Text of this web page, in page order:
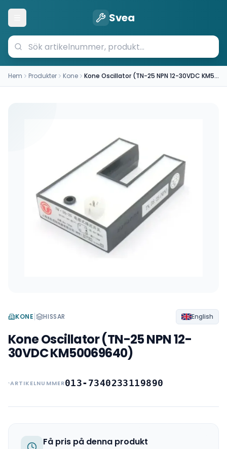
Öppna meny Svea
Hem Produkter Kone Kone Oscillator (TN-25 NPN 12-30VDC KM50069640)
KONE| HISSAR English
Kone Oscillator (TN-25 NPN 12-
30VDC KM50069640)
ARTIKELNUMMER013-7340233119890
Få pris på denna produkt